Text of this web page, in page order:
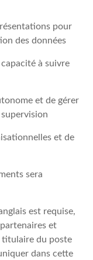
pour
des données
à suivre
et de gérer
et de
sera
est requise,
et
titulaire du poste
dans cette